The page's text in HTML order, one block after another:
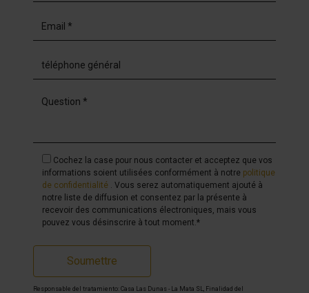
Cochez la case pour nous contacter et acceptez que vos
informations soient utilisées conformément à notre politique
de confidentialité
. Vous serez automatiquement ajouté à
notre liste de diffusion et consentez par la présente à
recevoir des communications électroniques, mais vous
pouvez vous désinscrire à tout moment.*
Soumettre
Responsable del tratamiento: Casa Las Dunas - La Mata SL, Finalidad del